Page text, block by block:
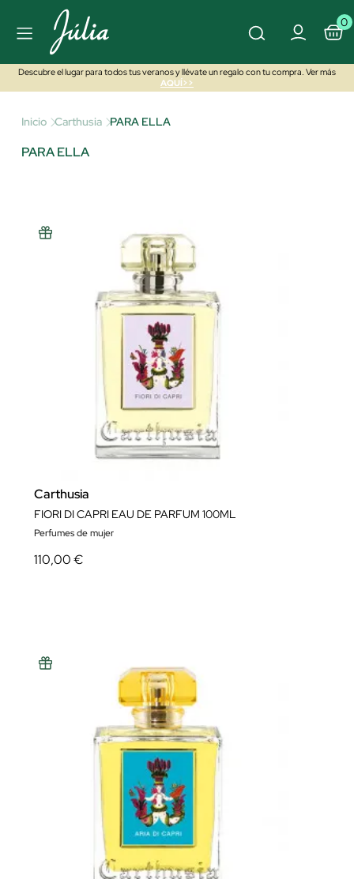
0
Descubre el lugar para todos tus veranos y llévate un regalo con tu compra. Ver más
AQUÍ>>
Inicio Carthusia PARA ELLA
PARA ELLA
Carthusia
FIORI DI CAPRI EAU DE PARFUM 100ML
Perfumes de mujer
110,00 €